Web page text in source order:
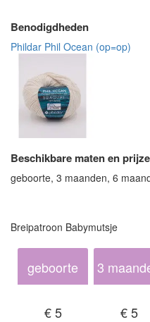
Benodigdheden
Phildar Phil Ocean (op=op)
Beschikbare maten en
geboorte, 3 maanden, 6
Breipatroon Babymutsje
geboorte
€ 5
3
€ 5